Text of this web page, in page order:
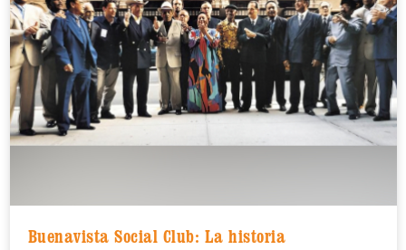
Buenavista Social Club: La historia